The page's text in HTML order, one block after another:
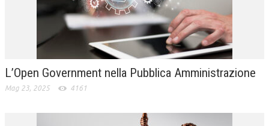
CRIMINOLOGIA E CRIMINALISTICA
SICUREZZA SUL LAVORO
DIRITTO TRIBUTARIO
L’Open Government nella Pubblica Amministrazione
Mag 23, 2025 4161